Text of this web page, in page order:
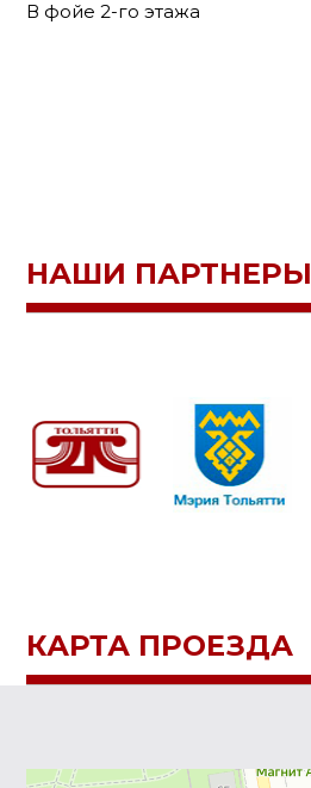
В фойе 2-го этажа
НАШИ ПАРТНЕРЫ
КАРТА ПРОЕЗДА